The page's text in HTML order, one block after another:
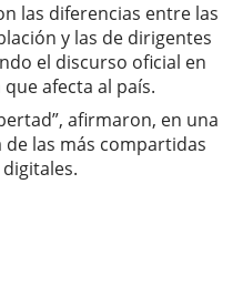
las diferencias entre las
y las de dirigentes
el discurso oficial en
afecta al país.
afirmaron, en una
las más compartidas